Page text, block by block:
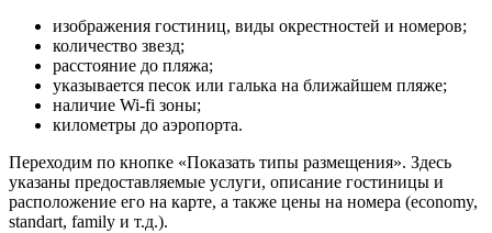
изображения гостиниц, виды окрестностей и номеров;
количество звезд;
расстояние до пляжа;
указывается песок или галька на ближайшем пляже;
наличие Wi-fi зоны;
километры до аэропорта.
Переходим по кнопке «Показать типы размещения». Здесь
указаны предоставляемые услуги, описание гостиницы и
расположение его на карте, а также цены на номера (economy,
standart, family и т.д.).